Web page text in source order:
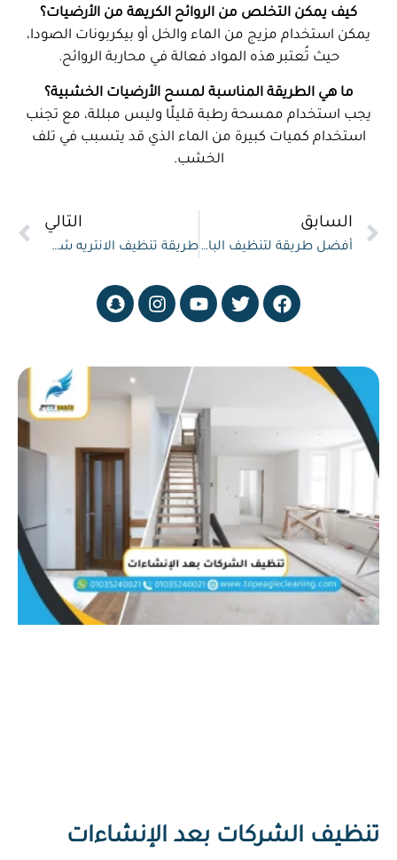
كيف يمكن التخلص من الروائح الكريهة من الأرضيات؟
يمكن استخدام مزيج من الماء والخل أو بيكربونات الصودا،
حيث تُعتبر هذه المواد فعالة في محاربة الروائح.
ما هي الطريقة المناسبة لمسح الأرضيات الخشبية؟
يجب استخدام ممسحة رطبة قليلًا وليس مبللة، مع تجنب
استخدام كميات كبيرة من الماء الذي قد يتسبب في تلف
الخشب.
السابق
أفضل طريقة لتنظيف الباركيه المطفي
التالي
طريقة تنظيف الانتريه شديد الاتساخ
تنظيف الشركات بعد الإنشاءات